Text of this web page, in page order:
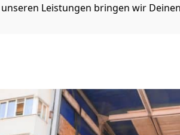
Leistungen bringen wir